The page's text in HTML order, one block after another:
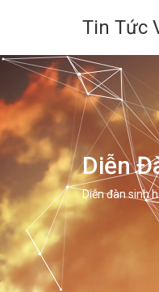
Tin Tức
Diễn
Diễn đàn sinh